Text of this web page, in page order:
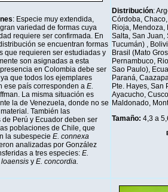
: Especie muy extendida,
variedad de formas cuya
requiere ser confirmada. En
se encuentran formas
que requieren ser estudiadas y
son asignadas a esta
en Colombia debe ser
que todos los ejemplares
ese país corresponden a E.
La misma situación es
la de Venezuela, donde no se
También las
Perú y Ecuador deben ser
poblaciones de Chile, que
la subespecie E. connexa
analizadas por González
a tres especies: E.
loaensis yE. concordia.
Distribución:
Córdoba,
Rioja, Mendoza,
Salta, San Juan,
Tucumán) ,
Brasil (Mato
Pernambuco,
Sao Paulo),
Paraná,
Pte. Hayes, San
Ayacucho,
Maldonado,
Tamaño: 4,3 a